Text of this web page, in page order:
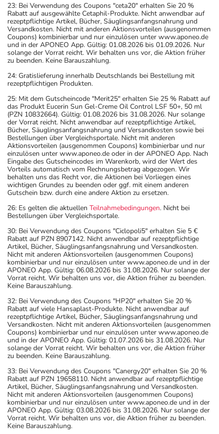
23: Bei Verwendung des Coupons "ceta20" erhalten Sie 20 %
Rabatt auf ausgewählte Cetaphil-Produkte. Nicht anwendbar auf
rezeptpflichtige Artikel, Bücher, Säuglingsanfangsnahrung und
Versandkosten. Nicht mit anderen Aktionsvorteilen (ausgenommen
Coupons) kombinierbar und nur einzulösen unter www.aponeo.de
und in der APONEO App. Gültig: 01.08.2026 bis 01.09.2026. Nur
solange der Vorrat reicht. Wir behalten uns vor, die Aktion früher
zu beenden. Keine Barauszahlung.
24: Gratislieferung innerhalb Deutschlands bei Bestellung mit
rezeptpflichtigen Produkten.
25: Mit dem Gutscheincode "Merit25" erhalten Sie 25 % Rabatt auf
das Produkt Eucerin Sun Gel-Creme Oil Control LSF 50+, 50 ml
(PZN 10832664). Gültig: 01.08.2026 bis 31.08.2026. Nur solange
der Vorrat reicht. Nicht anwendbar auf rezeptpflichtige Artikel,
Bücher, Säuglingsanfangsnahrung und Versandkosten sowie bei
Bestellungen über Vergleichsportale. Nicht mit anderen
Aktionsvorteilen (ausgenommen Coupons) kombinierbar und nur
einzulösen unter www.aponeo.de oder in der APONEO App. Nach
Eingabe des Gutscheincodes im Warenkorb, wird der Wert des
Vorteils automatisch vom Rechnungsbetrag abgezogen. Wir
behalten uns das Recht vor, die Aktionen bei Vorliegen eines
wichtigen Grundes zu beenden oder ggf. mit einem anderen
Gutschein bzw. durch eine andere Aktion zu ersetzen.
26: Es gelten die aktuellen Teilnahmebedingungen. Nicht bei
Bestellungen über Vergleichsportale.
30: Bei Verwendung des Coupons "Ciclopoli5" erhalten Sie 5 €
Rabatt auf PZN 8907142. Nicht anwendbar auf rezeptpflichtige
Artikel, Bücher, Säuglingsanfangsnahrung und Versandkosten.
Nicht mit anderen Aktionsvorteilen (ausgenommen Coupons)
kombinierbar und nur einzulösen unter www.aponeo.de und in der
APONEO App. Gültig: 06.08.2026 bis 31.08.2026. Nur solange der
Vorrat reicht. Wir behalten uns vor, die Aktion früher zu beenden.
Keine Barauszahlung.
32: Bei Verwendung des Coupons "HP20" erhalten Sie 20 %
Rabatt auf viele Hansaplast-Produkte. Nicht anwendbar auf
rezeptpflichtige Artikel, Bücher, Säuglingsanfangsnahrung und
Versandkosten. Nicht mit anderen Aktionsvorteilen (ausgenommen
Coupons) kombinierbar und nur einzulösen unter www.aponeo.de
und in der APONEO App. Gültig: 01.07.2026 bis 31.08.2026. Nur
solange der Vorrat reicht. Wir behalten uns vor, die Aktion früher
zu beenden. Keine Barauszahlung.
33: Bei Verwendung des Coupons "Canergy20" erhalten Sie 20 %
Rabatt auf PZN 19658110. Nicht anwendbar auf rezeptpflichtige
Artikel, Bücher, Säuglingsanfangsnahrung und Versandkosten.
Nicht mit anderen Aktionsvorteilen (ausgenommen Coupons)
kombinierbar und nur einzulösen unter www.aponeo.de und in der
APONEO App. Gültig: 03.08.2026 bis 31.08.2026. Nur solange der
Vorrat reicht. Wir behalten uns vor, die Aktion früher zu beenden.
Keine Barauszahlung.